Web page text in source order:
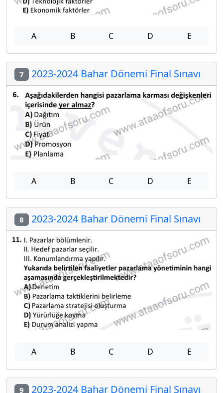
A B C D E
7 2023-2024 Bahar Dönemi Final Sınavı
A B C D E
8 2023-2024 Bahar Dönemi Final Sınavı
A B C D E
9 2023-2024 Bahar Dönemi Final Sınavı